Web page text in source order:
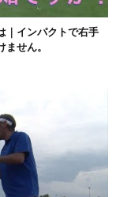
｜インパクトで右手
せん。